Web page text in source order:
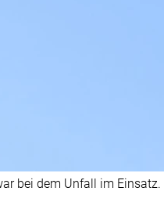
bei dem Unfall im